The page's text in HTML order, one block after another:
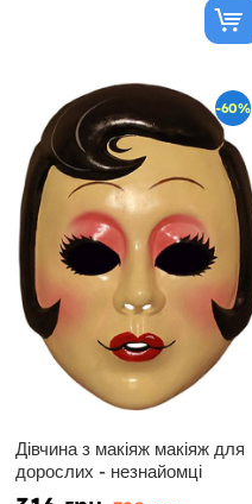
-60%
Дівчина з макіяж макіяж для
дорослих - незнайомці